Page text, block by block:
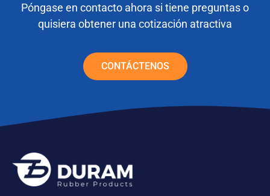
Póngase en contacto ahora si tiene preguntas o
quisiera obtener una cotización atractiva
CONTÁCTENOS